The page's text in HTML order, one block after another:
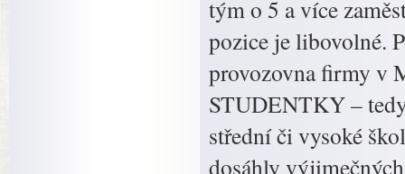
tým o 5 a více
pozice je libovolné.
provozovna firmy v
STUDENTKY –
střední či vysoké
dosáhly